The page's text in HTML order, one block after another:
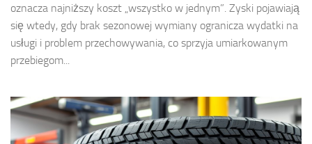
oznacza najniższy koszt „wszystko w jednym”. Zyski pojawiają
się wtedy, gdy brak sezonowej wymiany ogranicza wydatki na
usługi i problem przechowywania, co sprzyja umiarkowanym
przebiegom...